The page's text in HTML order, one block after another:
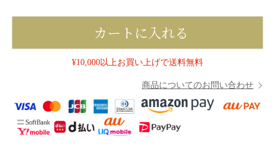
カートに入れる
¥10,000以上お買い上げで送料無料
商品についてのお問い合わせ